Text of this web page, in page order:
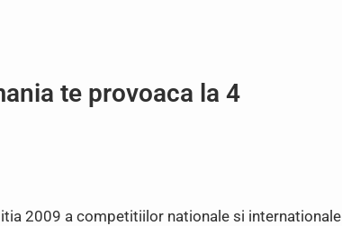
te provoaca la 4
2009 a competitiilor nationale si internationale